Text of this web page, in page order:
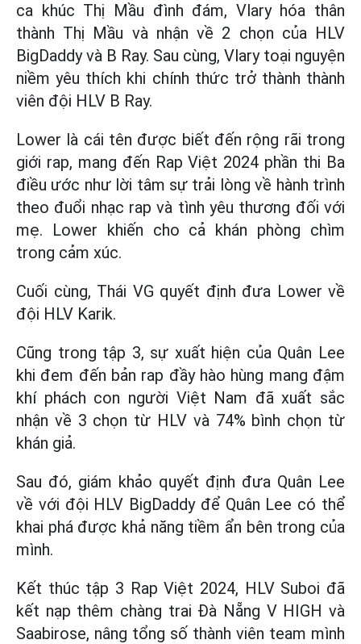
ca khúc Thị Mầu đình đám, Vlary hóa thân
thành Thị Mầu và nhận về 2 chọn của HLV
BigDaddy và B Ray. Sau cùng, Vlary toại nguyện
niềm yêu thích khi chính thức trở thành thành
viên đội HLV B Ray.
Lower là cái tên được biết đến rộng rãi trong
giới rap, mang đến Rap Việt 2024 phần thi Ba
điều ước như lời tâm sự trải lòng về hành trình
theo đuổi nhạc rap và tình yêu thương đối với
mẹ. Lower khiến cho cả khán phòng chìm
trong cảm xúc.
Cuối cùng, Thái VG quyết định đưa Lower về
đội HLV Karik.
Cũng trong tập 3, sự xuất hiện của Quân Lee
khi đem đến bản rap đầy hào hùng mang đậm
khí phách con người Việt Nam đã xuất sắc
nhận về 3 chọn từ HLV và 74% bình chọn từ
khán giả.
Sau đó, giám khảo quyết định đưa Quân Lee
về với đội HLV BigDaddy để Quân Lee có thể
khai phá được khả năng tiềm ẩn bên trong của
mình.
Kết thúc tập 3 Rap Việt 2024, HLV Suboi đã
kết nạp thêm chàng trai Đà Nẵng V HIGH và
Saabirose, nâng tổng số thành viên team mình